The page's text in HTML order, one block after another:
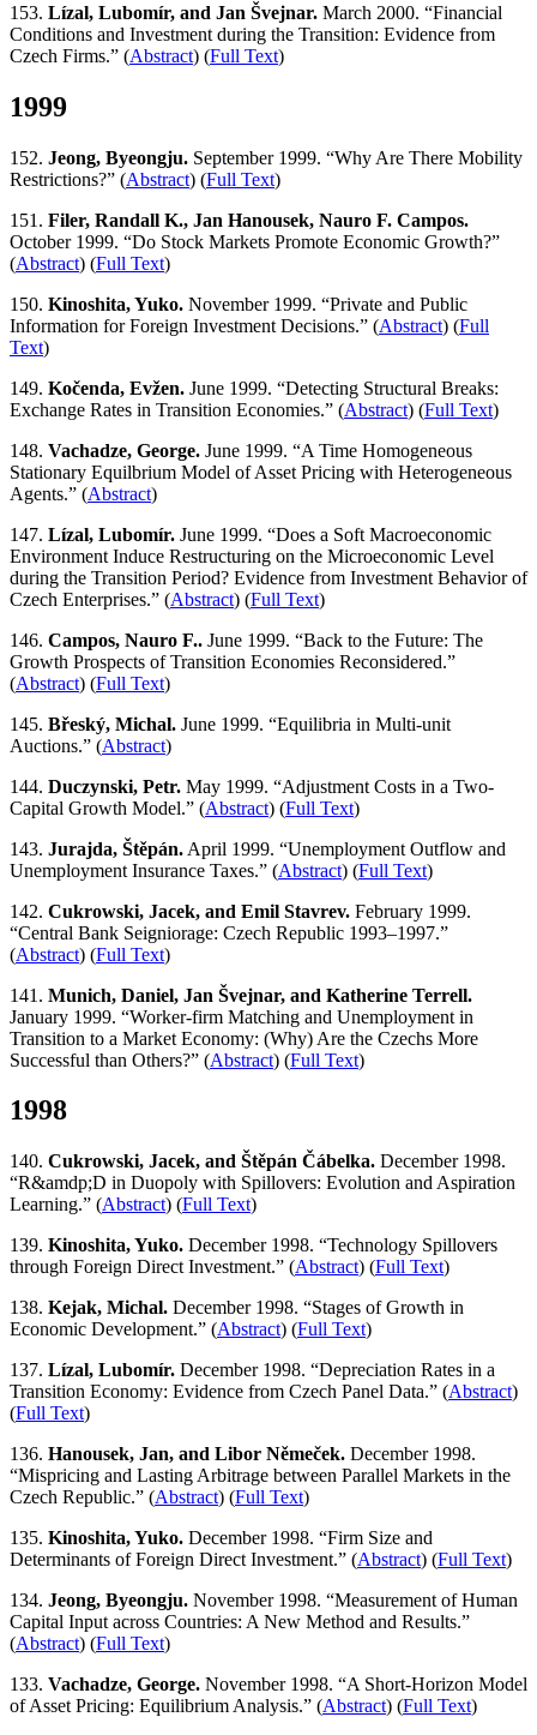
153. Lízal, Lubomír, and Jan Švejnar. March 2000. “Financial
Conditions and Investment during the Transition: Evidence from
Czech Firms.” (Abstract) (Full Text)
1999
152. Jeong, Byeongju. September 1999. “Why Are There Mobility
Restrictions?” (Abstract) (Full Text)
151. Filer, Randall K., Jan Hanousek, Nauro F. Campos.
October 1999. “Do Stock Markets Promote Economic Growth?”
(Abstract) (Full Text)
150. Kinoshita, Yuko. November 1999. “Private and Public
Information for Foreign Investment Decisions.” (Abstract) (Full
Text)
149. Kočenda, Evžen. June 1999. “Detecting Structural Breaks:
Exchange Rates in Transition Economies.” (Abstract) (Full Text)
148. Vachadze, George. June 1999. “A Time Homogeneous
Stationary Equilbrium Model of Asset Pricing with Heterogeneous
Agents.” (Abstract)
147. Lízal, Lubomír. June 1999. “Does a Soft Macroeconomic
Environment Induce Restructuring on the Microeconomic Level
during the Transition Period? Evidence from Investment Behavior of
Czech Enterprises.” (Abstract) (Full Text)
146. Campos, Nauro F.. June 1999. “Back to the Future: The
Growth Prospects of Transition Economies Reconsidered.”
(Abstract) (Full Text)
145. Břeský, Michal. June 1999. “Equilibria in Multi-unit
Auctions.” (Abstract)
144. Duczynski, Petr. May 1999. “Adjustment Costs in a Two-
Capital Growth Model.” (Abstract) (Full Text)
143. Jurajda, Štěpán. April 1999. “Unemployment Outflow and
Unemployment Insurance Taxes.” (Abstract) (Full Text)
142. Cukrowski, Jacek, and Emil Stavrev. February 1999.
“Central Bank Seigniorage: Czech Republic 1993–1997.”
(Abstract) (Full Text)
141. Munich, Daniel, Jan Švejnar, and Katherine Terrell.
January 1999. “Worker-firm Matching and Unemployment in
Transition to a Market Economy: (Why) Are the Czechs More
Successful than Others?” (Abstract) (Full Text)
1998
140. Cukrowski, Jacek, and Štěpán Čábelka. December 1998.
“R&amdp;D in Duopoly with Spillovers: Evolution and Aspiration
Learning.” (Abstract) (Full Text)
139. Kinoshita, Yuko. December 1998. “Technology Spillovers
through Foreign Direct Investment.” (Abstract) (Full Text)
138. Kejak, Michal. December 1998. “Stages of Growth in
Economic Development.” (Abstract) (Full Text)
137. Lízal, Lubomír. December 1998. “Depreciation Rates in a
Transition Economy: Evidence from Czech Panel Data.” (Abstract)
(Full Text)
136. Hanousek, Jan, and Libor Němeček. December 1998.
“Mispricing and Lasting Arbitrage between Parallel Markets in the
Czech Republic.” (Abstract) (Full Text)
135. Kinoshita, Yuko. December 1998. “Firm Size and
Determinants of Foreign Direct Investment.” (Abstract) (Full Text)
134. Jeong, Byeongju. November 1998. “Measurement of Human
Capital Input across Countries: A New Method and Results.”
(Abstract) (Full Text)
133. Vachadze, George. November 1998. “A Short-Horizon Model
of Asset Pricing: Equilibrium Analysis.” (Abstract) (Full Text)